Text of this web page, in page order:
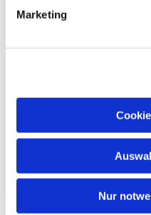
Marketing
Nur
• Blumen auf dem Felde
• Dornen und Disteln
• Früchte des Feldes
Den thematischen
104. Psalm, eine